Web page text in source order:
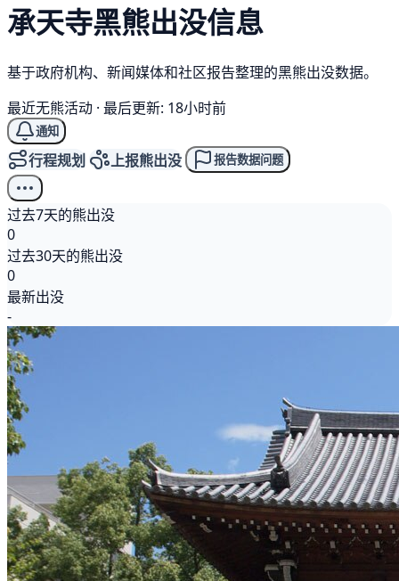
承天寺黑熊出没信息
基于政府机构、新闻媒体和社区报告整理的黑熊出没数据。
最近无熊活动 · 最后更新: 18小时前
通知
行程规划 上报熊出没 报告数据问题
过去7天的熊出没
0
过去30天的熊出没
0
最新出没
-